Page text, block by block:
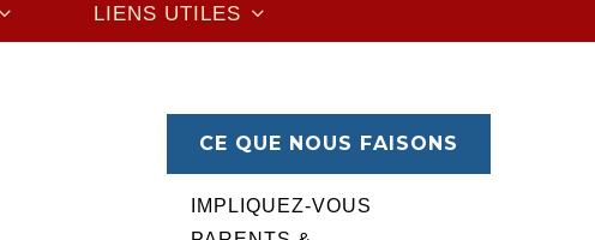
LIENS UTILES
CE QUE NOUS FAISONS
IMPLIQUEZ-VOUS